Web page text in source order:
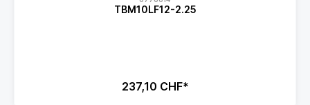
TBM10LF12-2.25
237,10 CHF*